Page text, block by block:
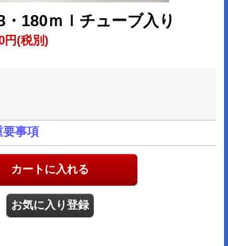
180ｍｌチューブ入り
円(税別)
要事項